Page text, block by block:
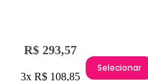
R$ 293,57
3x R$ 108,85
Selecionar